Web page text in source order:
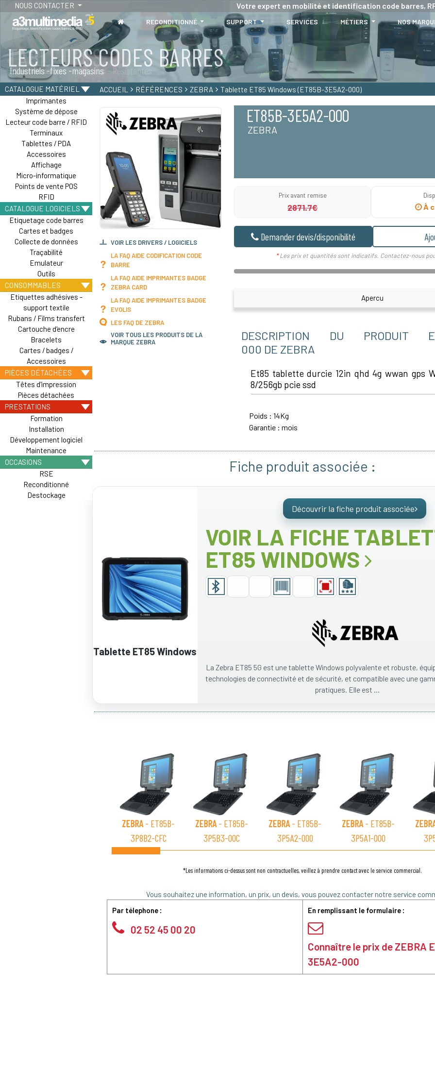
NOUS CONTACTER Votre expert en mobilité et identification code barres,
RECONDITIONNÉ SUPPORT SERVICES MÉTIERS NOS
LECTEURS CODES BARRES
Industriels -fixes -magasins
TABLETTES
Tablettes durcies - étanches - Résistantes
CATALOGUE MATÉRIEL
Imprimantes
Système de dépose
Lecteur code barre / RFID
Terminaux
Tablettes / PDA
Accessoires
Affichage
Micro-informatique
Points de vente POS
RFID
CATALOGUE LOGICIELS
Etiquetage code barres
Cartes et badges
Collecte de données
Traçabilité
Emulateur
Outils
CONSOMMABLES
Etiquettes adhésives -
support textile
Rubans / Films transfert
Cartouche d'encre
Bracelets
Cartes / badges /
Accessoires
PIÈCES DÉTACHÉES
Têtes d'impression
Pièces détachées
PRESTATIONS
Formation
Installation
Développement logiciel
Maintenance
OCCASIONS
RSE
Reconditionné
Destockage
ACCUEIL RÉFÉRENCES ZEBRA Tablette ET85 Windows (ET85B-3E5A2-000)
VOIR LES DRIVERS / LOGICIELS
LA FAQ AIDE CODIFICATION CODE
BARRE
LA FAQ AIDE IMPRIMANTES BADGE
ZEBRA CARD
LA FAQ AIDE IMPRIMANTES BADGE
EVOLIS
LES FAQ DE ZEBRA
VOIR TOUS LES PRODUITS DE LA
MARQUE ZEBRA
ET85B-3E5A2-000
ZEBRA
Prix avant remise
2871.7€ À
Demander devis/disponibilité
*Les prix et quantités sont indicatifs. Contactez-nous
Apercu
DESCRIPTION DU PRODUIT
000 DE ZEBRA
Et85 tablette durcie 12in qhd 4g wwan gps
8/256gb pcie ssd
Poids : 14Kg
Garantie : mois
Fiche produit associée :
Tablette ET85 Windows
Découvrir la fiche produit associée
VOIR LA FICHE
ET85 WINDOWS
La Zebra ET85 5G est une tablette Windows polyvalente et robuste,
technologies de connectivité et de sécurité, et compatible avec une
pratiques. Elle est ...
ZEBRA - ET85B-
3P8B2-CFC
ZEBRA - ET85B-
3P5B3-00C
ZEBRA - ET85B-
3P5A2-000
ZEBRA - ET85B-
3P5A1-000
*Les informations ci-dessus sont non contractuelles, veillez à prendre contact avec le service commercial.
Vous souhaitez une information, un prix, un devis, vous pouvez contacter notre service
Par télephone :
02 52 45 00 20
En remplissant le formulaire :
Connaître le prix de ZEBRA
3E5A2-000